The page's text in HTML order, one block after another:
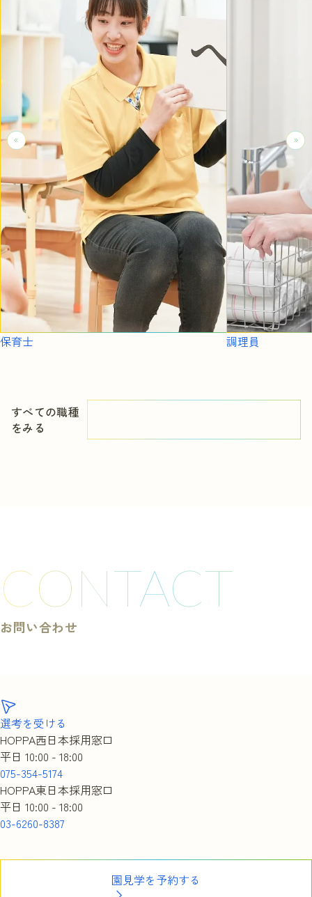
保育士 調理員
すべての職種
をみる
CONTACT
お問い合わせ
選考を受ける
HOPPA西日本採用窓口
平日 10:00 - 18:00
075-354-5174
HOPPA東日本採用窓口
平日 10:00 - 18:00
03-6260-8387
園見学を予約する